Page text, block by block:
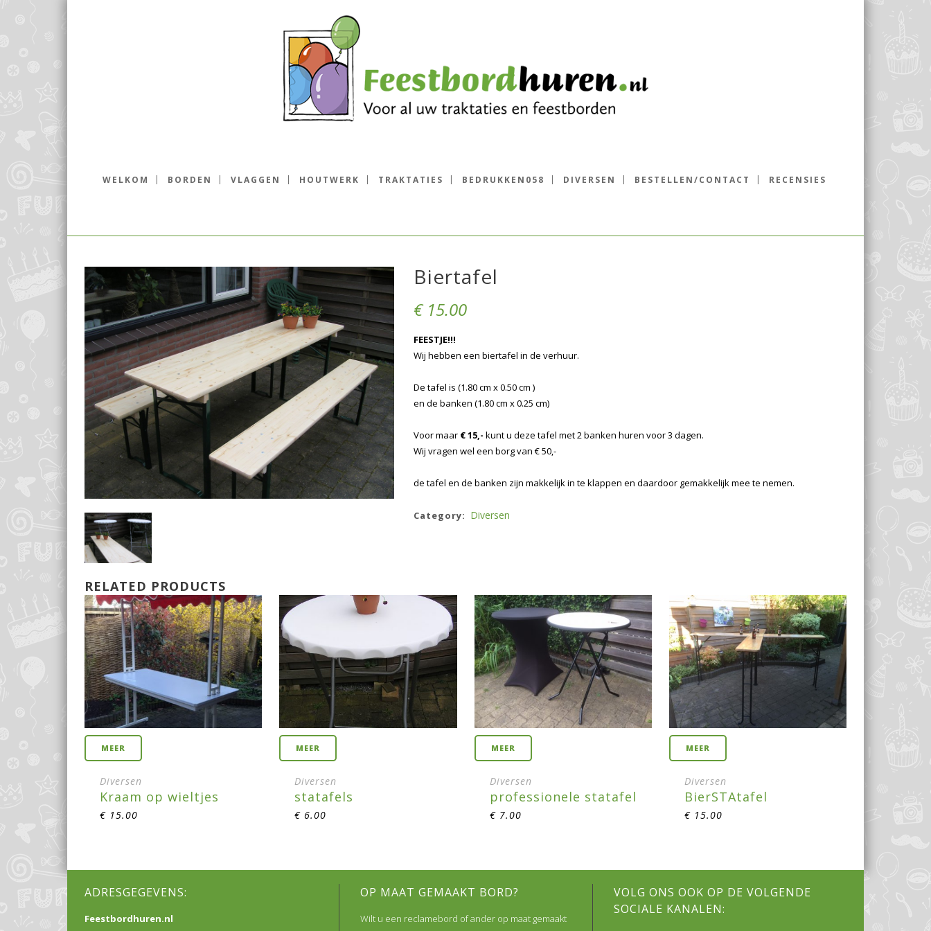
WELKOM BORDEN VLAGGEN HOUTWERK TRAKTATIES BEDRUKKEN058 DIVERSEN BESTELLEN/CONTACT RECENSIES
Biertafel
€15.00
FEESTJE!!!
Wij hebben een biertafel in de verhuur.
De tafel is (1.80 cm x 0.50 cm )
en de banken (1.80 cm x 0.25 cm)
Voor maar € 15,- kunt u deze tafel met 2 banken huren voor 3 dagen.
Wij vragen wel een borg van € 50,-
de tafel en de banken zijn makkelijk in te klappen en daardoor gemakkelijk mee te nemen.
Category: Diversen
RELATED PRODUCTS
MEER
Diversen
Kraam op wieltjes
€ 15.00
MEER
Diversen
statafels
€ 6.00
MEER
Diversen
professionele statafel
€7.00
MEER
Diversen
BierSTAtafel
€15.00
ADRESGEGEVENS:
Feestbordhuren.nl
OP MAAT GEMAAKT BORD?
Wilt u een reclamebord of ander op maat gemaakt
VOLG ONS OOK OP DE VOLGENDE
SOCIALE KANALEN: